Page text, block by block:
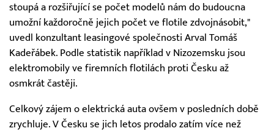
stoupá a rozšiřující se počet modelů nám do budoucna
umožní každoročně jejich počet ve flotile zdvojnásobit,"
uvedl konzultant leasingové společnosti Arval Tomáš
Kadeřábek. Podle statistik například v Nizozemsku jsou
elektromobily ve firemních flotilách proti Česku až
osmkrát častěji.
Celkový zájem o elektrická auta ovšem v posledních době
zrychluje. V Česku se jich letos prodalo zatím více než